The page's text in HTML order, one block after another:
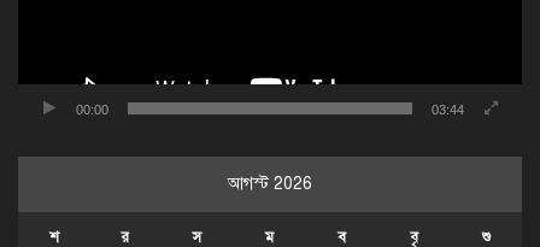
00:00 03:44
আগস্ট 2026
শ র স ম ব বৃ শু